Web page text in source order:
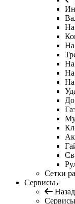
Сетки
Сервисы
Назад
Сервисы